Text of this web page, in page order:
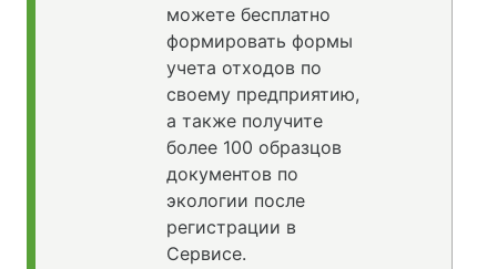
можете бесплатно
формировать формы
учета отходов по
своему предприятию,
а также получите
более 100 образцов
документов по
экологии после
регистрации в
Сервисе.